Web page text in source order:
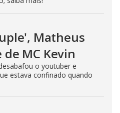
Matheus
MC Kevin
o youtuber e
estava confinado quando